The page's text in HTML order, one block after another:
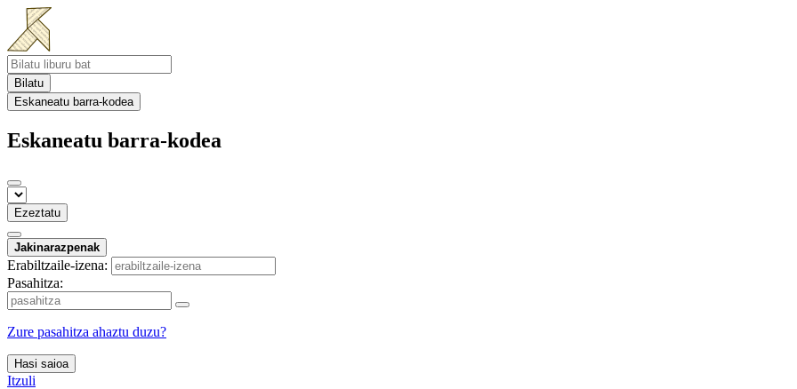
Bilatu
Eskaneatu barra-kodea
Eskaneatu barra-kodea
Ezeztatu
Jakinarazpenak
Erabiltzaile-izena:
Pasahitza:
Zure pasahitza ahaztu duzu?
Hasi saioa
Itzuli